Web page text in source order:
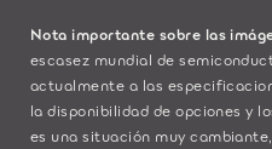
Nota importante sobre las
escasez mundial de
actualmente a las
la disponibilidad de opciones y
es una situación muy